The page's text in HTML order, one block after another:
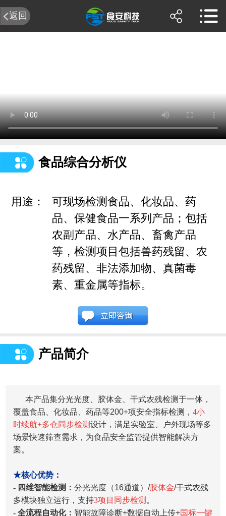
返回
食品综合分析仪
用途：
可现场检测食品、化妆品、药
品、保健食品一系列产品；包括
农副产品、水产品、畜禽产品
等，检测项目包括兽药残留、农
药残留、非法添加物、真菌毒
素、重金属等指标。
产品简介
本产品集分光光度、胶体金、干式农残检测于一体，
覆盖食品、化妆品、药品等200+项安全指标检测，4小
时续航+多仓同步检测设计，满足实验室、户外现场等多
场景快速筛查需求，为食品安全监管提供智能解决方
案。
★核心优势：
- 四维智能检测：分光光度（16通道）/胶体金/干式农残
多模块独立运行，支持3项目同步检测 。
- 全流程自动化： 智能故障诊断+数据自动上传+国标一键